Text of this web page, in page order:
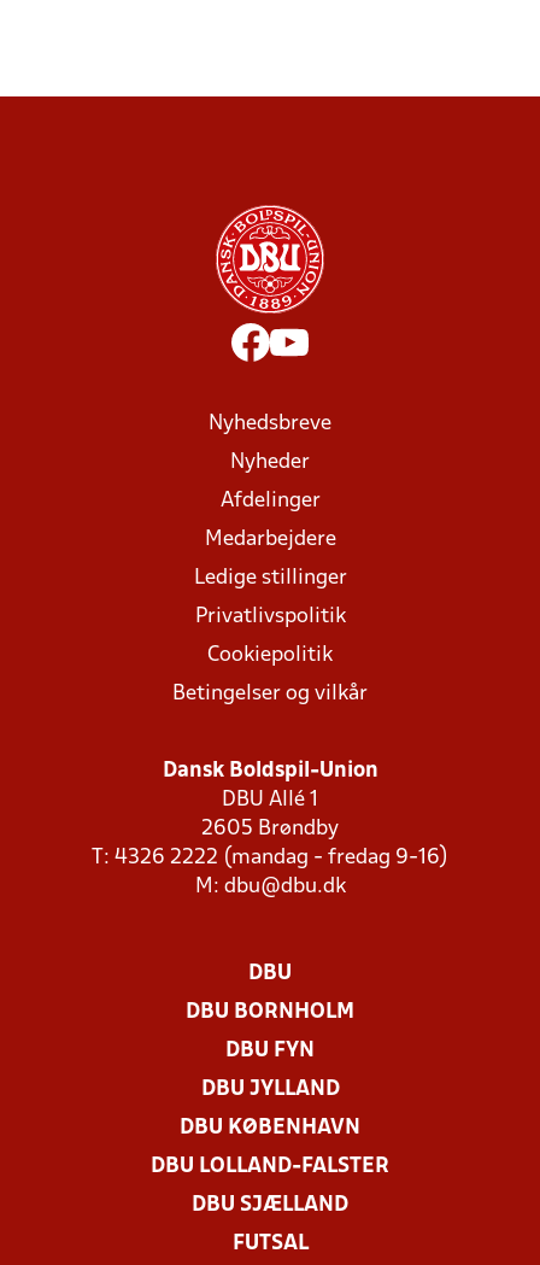
Nyhedsbreve
Nyheder
Afdelinger
Medarbejdere
Ledige stillinger
Privatlivspolitik
Cookiepolitik
Betingelser og vilkår
Dansk Boldspil-Union
DBU Allé 1
2605 Brøndby
T: 4326 2222 (mandag - fredag 9-16)
M: dbu@dbu.dk
DBU
DBU BORNHOLM
DBU FYN
DBU JYLLAND
DBU KØBENHAVN
DBU LOLLAND-FALSTER
DBU SJÆLLAND
FUTSAL